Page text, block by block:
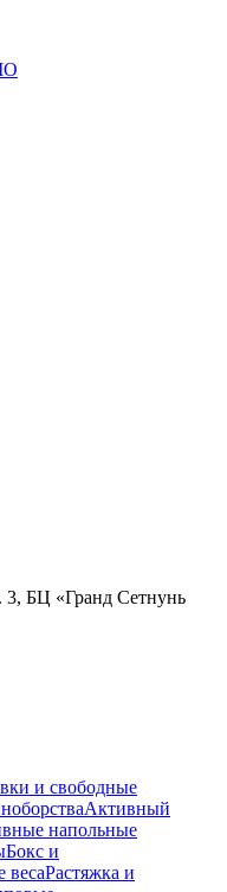
3, БЦ «Гранд Сетнунь
и свободные
Активный
напольные
Бокс и
весаРастяжка и